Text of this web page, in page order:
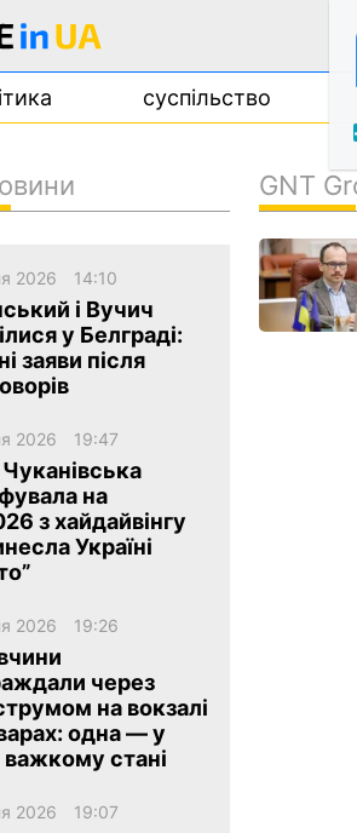
суспільство
GNT
2026 14:10
і Вучич
у Белграді:
заяви після
2026 19:47
на
з хайдайвінгу
Україні
2026 19:26
через
на вокзалі
одна — у
важкому стані
2026 19:07